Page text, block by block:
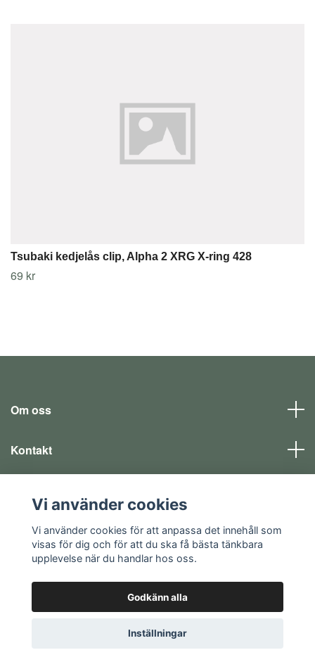
Tsubaki kedjelås clip, Alpha 2 XRG X-ring 428
69 kr
Om oss
Kontakt
Sociala medier
© 2026 EQ SHOP - allt för dina fritidsintressen
Vi använder cookies
Vi använder cookies för att anpassa det innehåll som
visas för dig och för att du ska få bästa tänkbara
upplevelse när du handlar hos oss.
Godkänn alla
Inställningar